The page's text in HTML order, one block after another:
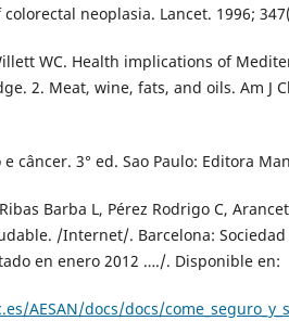
neoplasia. Lancet. 1996;
WC. Health implications of
2. Meat, wine, fats, and oils. Am J
câncer. 3° ed. Sao Paulo: Editora
Barba L, Pérez Rodrigo C,
/Internet/. Barcelona:
en enero 2012 …./. Disponible en:
AESAN/docs/docs/